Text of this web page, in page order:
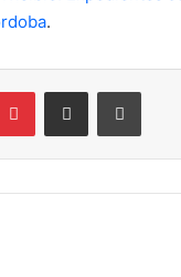
.
PinterestCompartir por correo electrónico